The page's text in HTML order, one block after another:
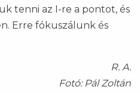
tenni az I-re a pontot, és
Erre fókuszálunk és
R. A.
Fotó: Pál Zoltán